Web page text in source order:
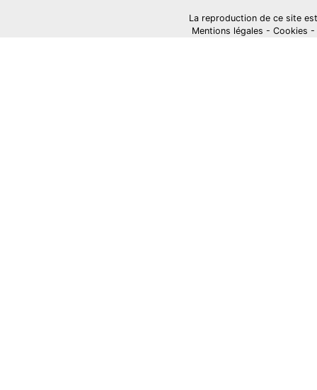
La reproduction de ce site
Mentions légales - Cookies -